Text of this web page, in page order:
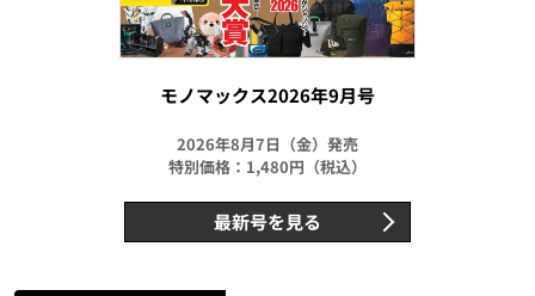
モノマックス2026年9月号
2026年8月7日（金）発売
特別価格：1,480円（税込）
最新号を見る